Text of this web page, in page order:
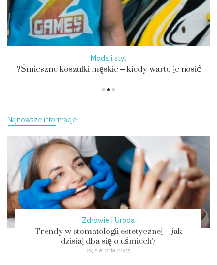
Moda i styl
Śmieszne koszulki męskie – kiedy warto je nosić?
Najnowsze informacje
Zdrowie i Uroda
Trendy w stomatologii estetycznej – jak
dzisiaj dba się o uśmiech?
29 sierpnia 2025